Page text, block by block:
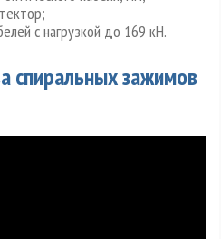
с нагрузкой до 169 кН.
спиральных зажимов